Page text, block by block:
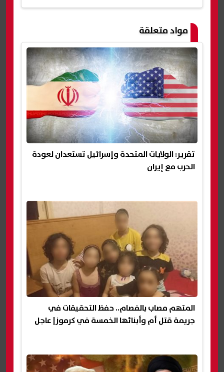
مواد متعلقة
تقرير: الولايات المتحدة وإسرائيل تستعدان لعودة
الحرب مع إيران
المتهم مصاب بالفصام.. حفظ التحقيقات في
جريمة قتل أم وأبنائها الخمسة في كرموز| عاجل